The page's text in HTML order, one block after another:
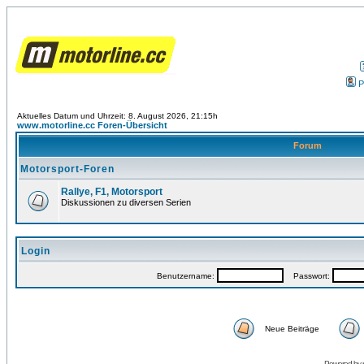
Aktuelles Datum und Uhrzeit: 8. August 2026, 21:15h
www.motorline.cc Foren-Übersicht
Forum
Motorsport-Foren
Rallye, F1, Motorsport
Diskussionen zu diversen Serien
Login
Benutzername: Passwort:
Neue Beiträge